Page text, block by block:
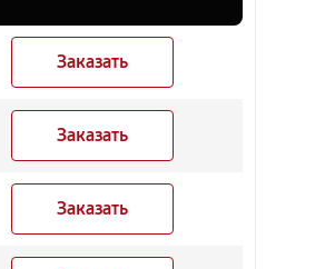
Заказать
Заказать
Заказать